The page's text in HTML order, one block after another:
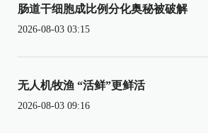
肠道干细胞成比例分化奥秘被破解
2026-08-03 03:15
无人机牧渔 “活鲜”更鲜活
2026-08-03 09:16